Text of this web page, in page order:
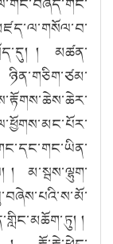
། མཚན་
ཉིན་གཅིག་ཙམ་
། མ་སྦས་ལྷུག་
།